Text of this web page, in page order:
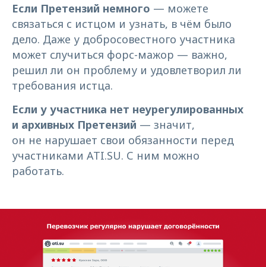
Если Претензий немного — можете
связаться с истцом и узнать, в чём было
дело. Даже у добросовестного участника
может случиться форс-мажор — важно,
решил ли он проблему и удовлетворил ли
требования истца.
Если у участника нет неурегулированных
и архивных Претензий — значит,
он не нарушает свои обязанности перед
участниками ATI.SU. С ним можно
работать.